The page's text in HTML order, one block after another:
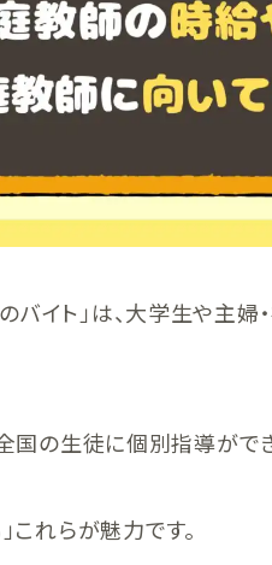
イト」は、大学生や主婦
の生徒に個別指導がで
これらが魅力です。